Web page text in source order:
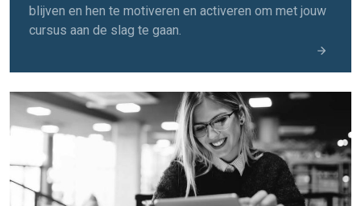
blijven en hen te motiveren en activeren om met jouw
cursus aan de slag te gaan.